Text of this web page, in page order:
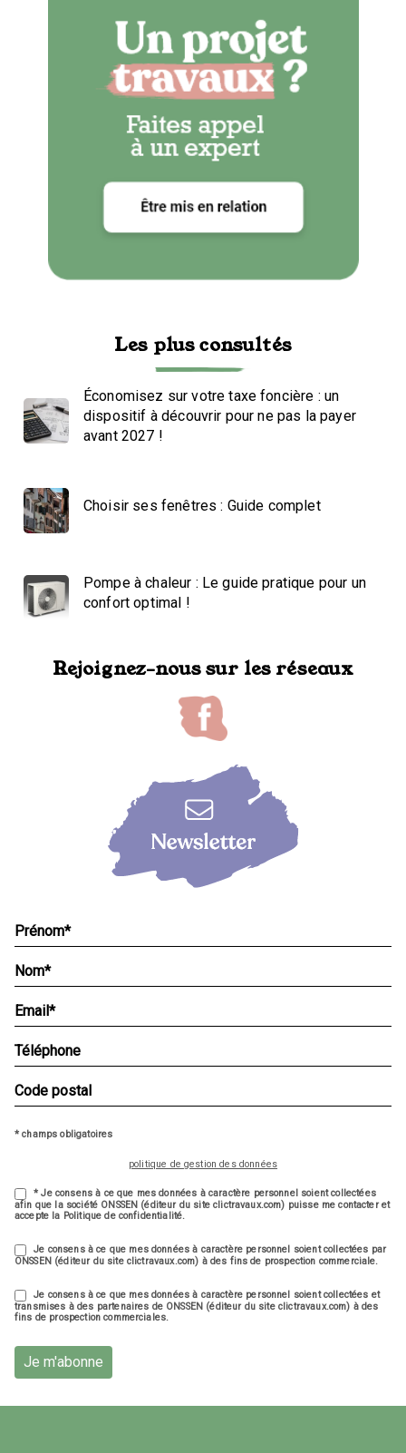
Les plus consultés
Économisez sur votre taxe foncière : un
dispositif à découvrir pour ne pas la payer
avant 2027 !
Choisir ses fenêtres : Guide complet
Pompe à chaleur : Le guide pratique pour un
confort optimal !
Rejoignez-nous sur les réseaux
* champs obligatoires
politique de gestion des données
* Je consens à ce que mes données à caractère personnel soient collectées
afin que la société ONSSEN (éditeur du site clictravaux.com) puisse me contacter et
accepte la Politique de confidentialité.
Je consens à ce que mes données à caractère personnel soient collectées par
ONSSEN (éditeur du site clictravaux.com) à des fins de prospection commerciale.
Je consens à ce que mes données à caractère personnel soient collectées et
transmises à des partenaires de ONSSEN (éditeur du site clictravaux.com) à des
fins de prospection commerciales.
Je m'abonne